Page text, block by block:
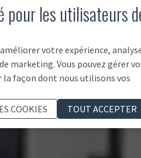
pour les utilisateurs
votre expérience,
marketing. Vous pouvez gérer
la façon dont nous utilisons vos
COOKIES
TOUT ACCEPTER